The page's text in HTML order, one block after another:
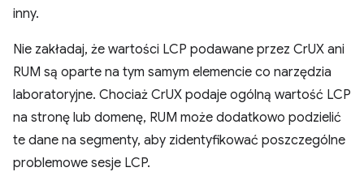
inny.
Nie zakładaj, że wartości LCP podawane przez CrUX ani
RUM są oparte na tym samym elemencie co narzędzia
laboratoryjne. Chociaż CrUX podaje ogólną wartość LCP
na stronę lub domenę, RUM może dodatkowo podzielić
te dane na segmenty, aby zidentyfikować poszczególne
problemowe sesje LCP.